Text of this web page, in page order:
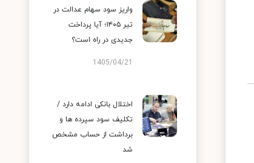
واریز سود سهام عدالت در
تیر ۱۴۰۵؛ آیا پرداخت
جدیدی در راه است؟
1405/04/21
اختلال بانکی ادامه دارد /
تکلیف سود سپرده ها و
برداشت از حساب مشخص
شد